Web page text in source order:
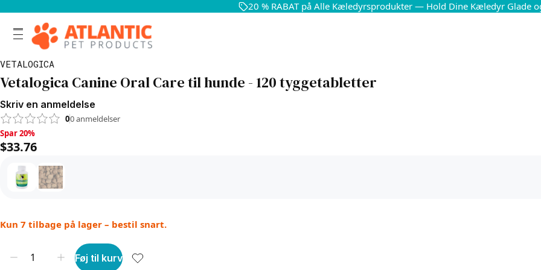
20 % RABAT på Alle Kæledyrsprodukter — Hold Dine Kæledyr Glade
VETALOGICA
Vetalogica Canine Oral Care til hunde - 120 tyggetabletter
Skriv en anmeldelse
00anmeldelser
Spar 20%, $33.76
Spar 20%
$33.76
Kun 7 tilbage på lager – bestil snart.
Føj til kurv